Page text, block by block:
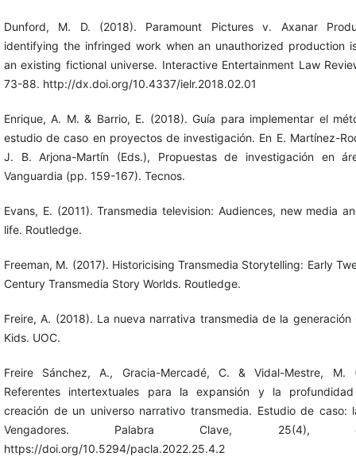
Dunford, M. D. (2018). Paramount Pictures v. Axanar
identifying the infringed work when an unauthorized production
an existing fictional universe. Interactive Entertainment Law
73-88. http://dx.doi.org/10.4337/ielr.2018.02.01
Enrique, A. M. & Barrio, E. (2018). Guía para implementar el
estudio de caso en proyectos de investigación. En E. Martínez-
J. B. Arjona-Martín (Eds.), Propuestas de investigación en
Vanguardia (pp. 159-167). Tecnos.
Evans, E. (2011). Transmedia television: Audiences, new media
life. Routledge.
Freeman, M. (2017). Historicising Transmedia Storytelling: Early
Century Transmedia Story Worlds. Routledge.
Freire, A. (2018). La nueva narrativa transmedia de la generación
Kids. UOC.
Freire Sánchez, A., Gracia-Mercadé, C. & Vidal-Mestre, M.
Referentes intertextuales para la expansión y la
creación de un universo narrativo transmedia. Estudio de caso:
Vengadores. Palabra Clave, 25(4),
https://doi.org/10.5294/pacla.2022.25.4.2